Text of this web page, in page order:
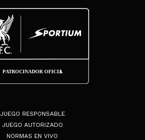
JUEGO RESPONSABLE
JUEGO AUTORIZADO
NORMAS EN VIVO